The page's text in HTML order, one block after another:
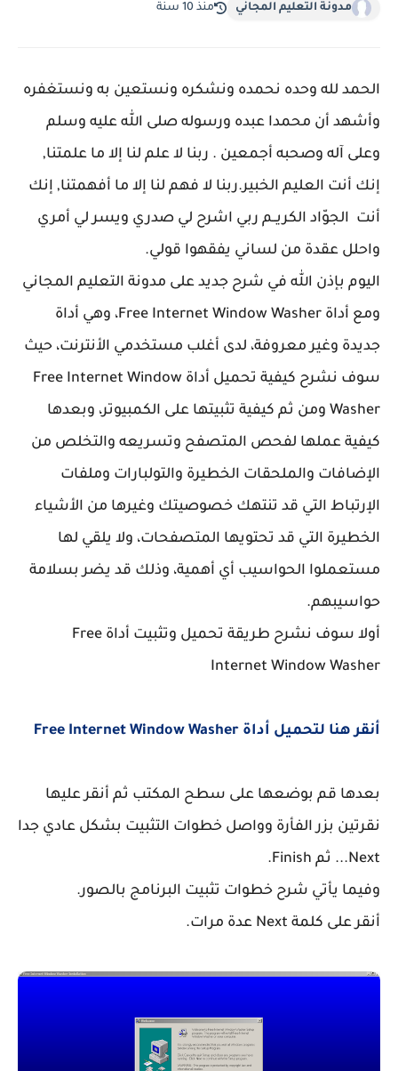
مدونة التعليم المجاني منذ 10 سنة
الحمد لله وحده نحمده ونشكره ونستعين به ونستغفره
وأشهد أن محمدا عبده ورسوله صلى الله عليه وسلم
وعلى آله وصحبه أجمعين . ربنا لا علم لنا إلا ما علمتنا,
إنك أنت العليم الخبير.ربنا لا فهم لنا إلا ما أفهمتنا, إنك
أنت الجوّاد الكريــم ربي اشرح لي صدري ويسر لي أمري
واحلل عقدة من لساني يفقهوا قولي.
اليوم بإذن الله في شرح جديد على مدونة التعليم المجاني
ومع أداة Free Internet Window Washer، وهي أداة
جديدة وغير معروفة، لدى أغلب مستخدمي الأنترنت، حيث
سوف نشرح كيفية تحميل أداة Free Internet Window
Washer ومن ثم كيفية تثبيتها على الكمبيوتر، وبعدها
كيفية عملها لفحص المتصفح وتسريعه والتخلص من
الإضافات والملحقات الخطيرة والتولبارات وملفات
الإرتباط التي قد تنتهك خصوصيتك وغيرها من الأشياء
الخطيرة التي قد تحتويها المتصفحات، ولا يلقي لها
مستعملوا الحواسيب أي أهمية، وذلك قد يضر بسلامة
حواسيبهم.
أولا سوف نشرح طريقة تحميل وتثبيت أداة Free
Internet Window Washer
أنقر هنا لتحميل أداة Free Internet Window Washer
بعدها قم بوضعها على سطح المكتب ثم أنقر عليها
نقرتين بزر الفأرة وواصل خطوات التثبيت بشكل عادي جدا
Next... ثم Finish.
وفيما يأتي شرح خطوات تثبيت البرنامج بالصور.
أنقر على كلمة Next عدة مرات.